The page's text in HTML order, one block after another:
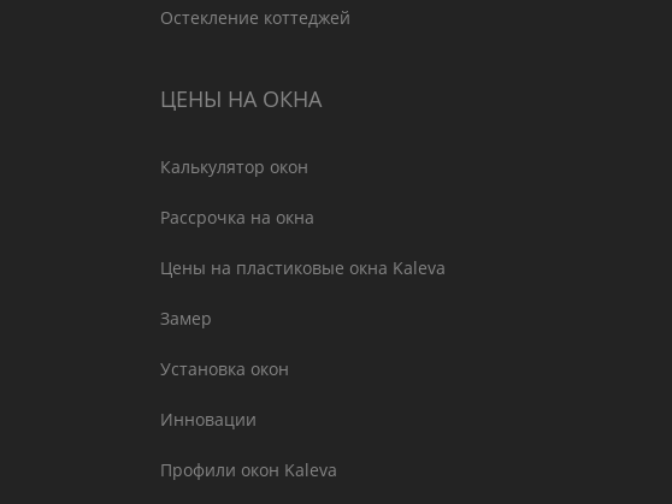
Остекление коттеджей
ЦЕНЫ НА ОКНА
Калькулятор окон
Рассрочка на окна
Цены на пластиковые окна Kaleva
Замер
Установка окон
Инновации
Профили окон Kaleva